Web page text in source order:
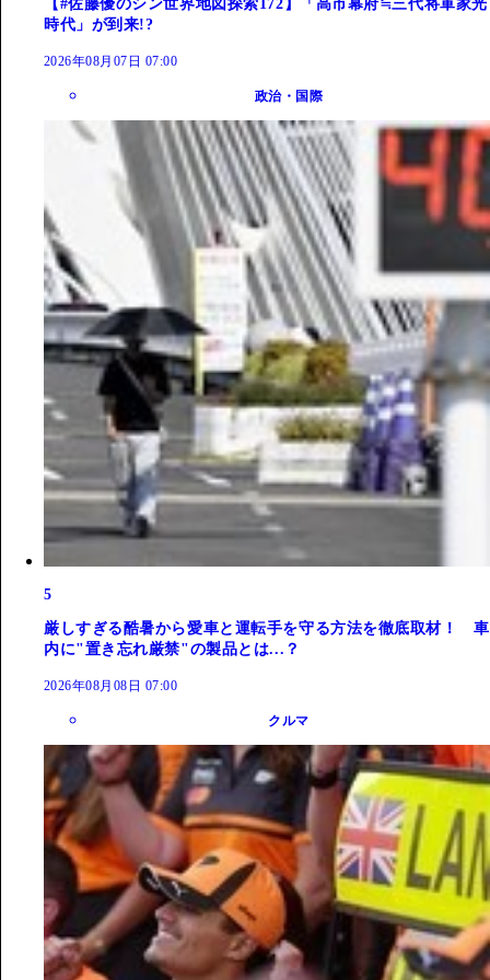
【#佐藤優のシン世界地図探索172】「高市幕府≒三代将軍家光
時代」が到来!?
2026年08月07日 07:00
政治・国際
5
厳しすぎる酷暑から愛車と運転手を守る方法を徹底取材！ 車
内に"置き忘れ厳禁"の製品とは...？
2026年08月08日 07:00
クルマ